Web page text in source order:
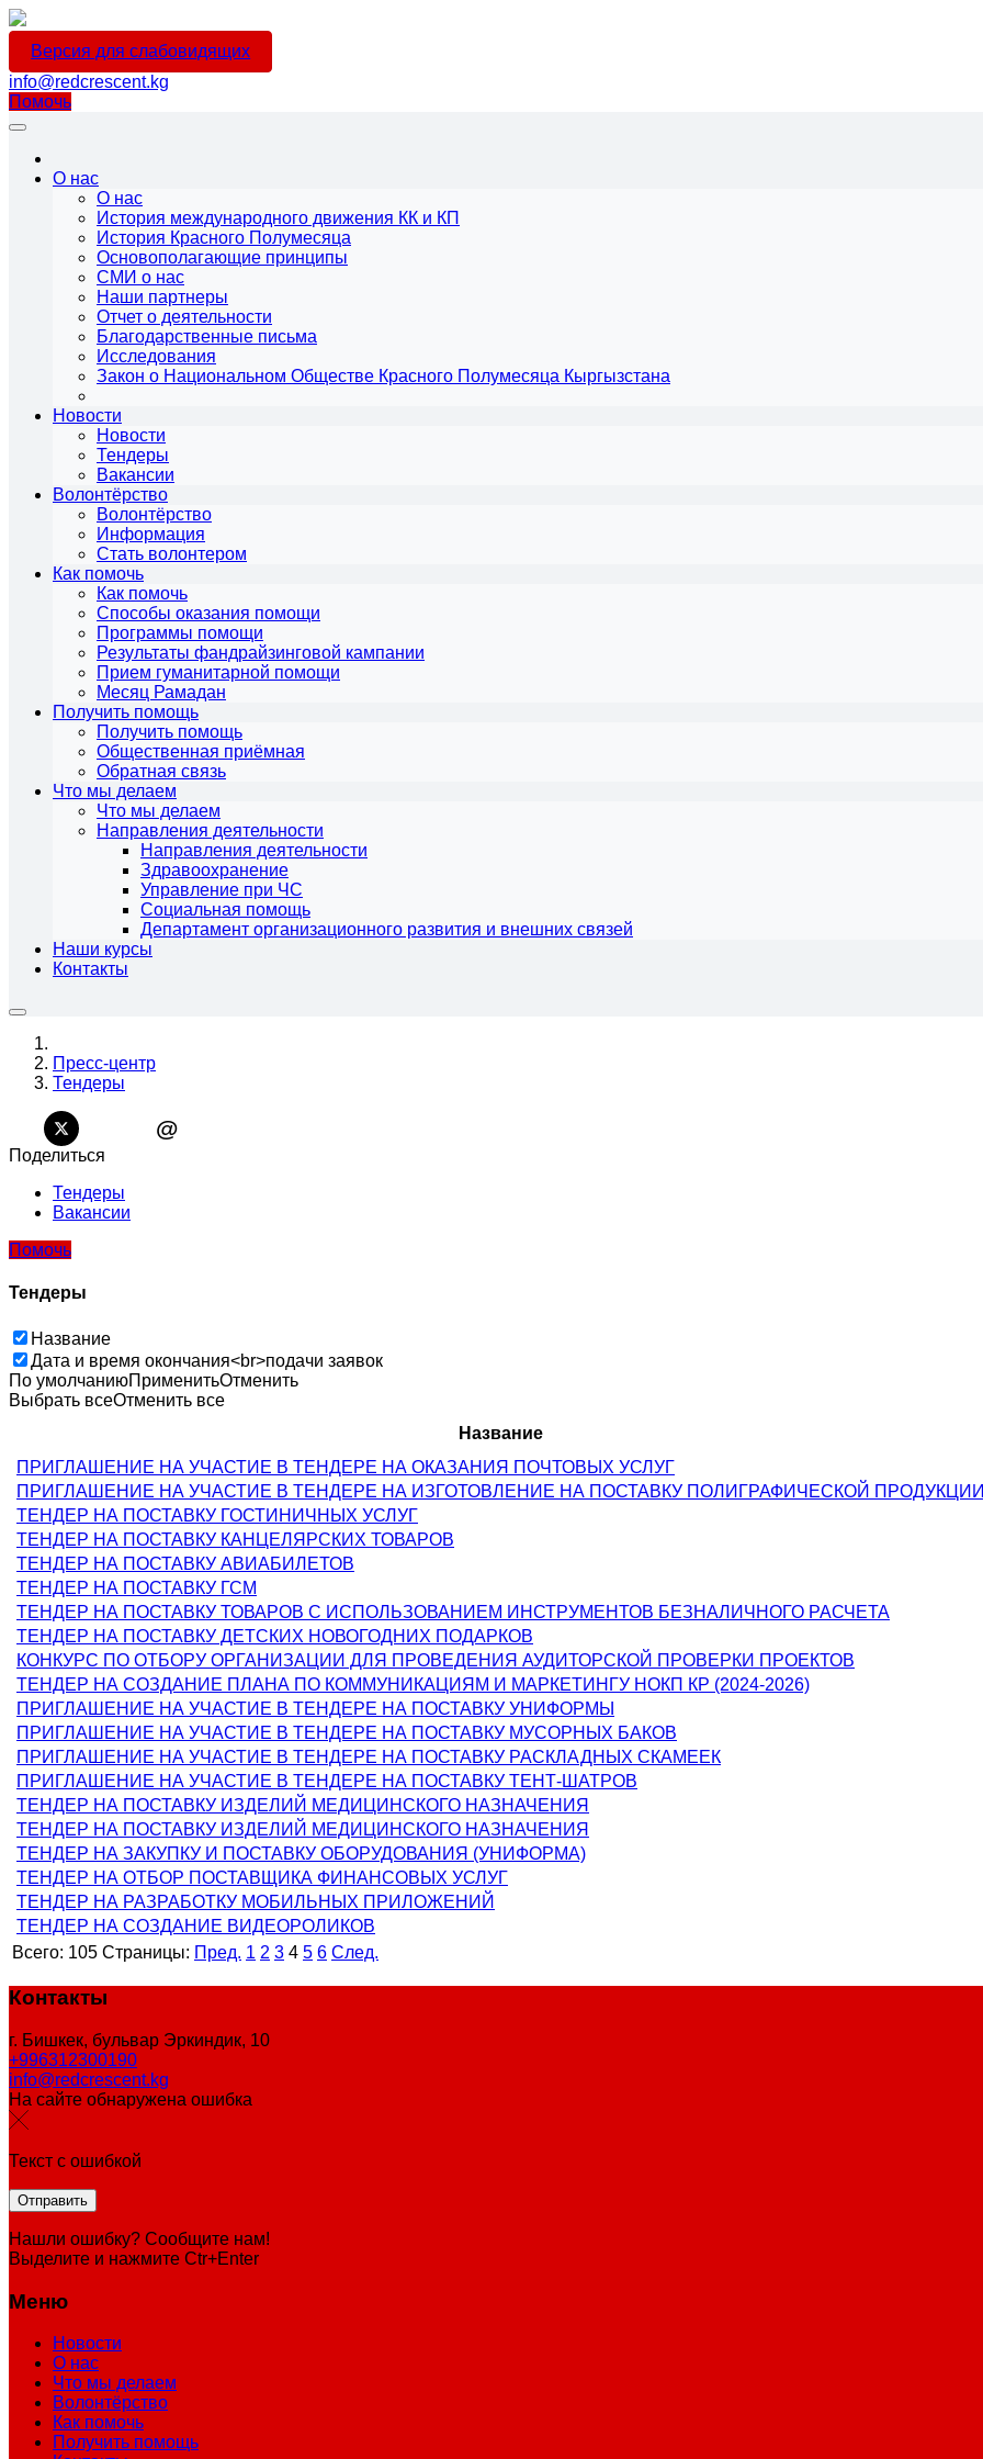
Версия для слабовидящих
info@redcrescent.kg
Помочь
О нас
О нас
История международного движения КК и КП
История Красного Полумесяца
Основополагающие принципы
СМИ о нас
Наши партнеры
Отчет о деятельности
Благодарственные письма
Исследования
Закон о Национальном Обществе Красного Полумесяца Кыргызстана
Новости
Новости
Тендеры
Вакансии
Волонтёрство
Волонтёрство
Информация
Стать волонтером
Как помочь
Как помочь
Способы оказания помощи
Программы помощи
Результаты фандрайзинговой кампании
Прием гуманитарной помощи
Месяц Рамадан
Получить помощь
Получить помощь
Общественная приёмная
Обратная связь
Что мы делаем
Что мы делаем
Направления деятельности
Направления деятельности
Здравоохранение
Управление при ЧС
Социальная помощь
Департамент организационного развития и внешних связей
Наши курсы
Контакты
Пресс-центр
Тендеры
@
Поделиться
Тендеры
Вакансии
Помочь
Тендеры
Название
Дата и время окончания<br>подачи заявок
По умолчаниюПрименитьОтменить
Выбрать всеОтменить все
Название
ПРИГЛАШЕНИЕ НА УЧАСТИЕ В ТЕНДЕРЕ НА ОКАЗАНИЯ ПОЧТОВЫХ УСЛУГ
ПРИГЛАШЕНИЕ НА УЧАСТИЕ В ТЕНДЕРЕ НА ИЗГОТОВЛЕНИЕ НА ПОСТАВКУ ПОЛИГРАФИЧЕСКОЙ ПРОДУКЦИИ
ТЕНДЕР НА ПОСТАВКУ ГОСТИНИЧНЫХ УСЛУГ
ТЕНДЕР НА ПОСТАВКУ КАНЦЕЛЯРСКИХ ТОВАРОВ
ТЕНДЕР НА ПОСТАВКУ АВИАБИЛЕТОВ
ТЕНДЕР НА ПОСТАВКУ ГСМ
ТЕНДЕР НА ПОСТАВКУ ТОВАРОВ С ИСПОЛЬЗОВАНИЕМ ИНСТРУМЕНТОВ БЕЗНАЛИЧНОГО РАСЧЕТА
ТЕНДЕР НА ПОСТАВКУ ДЕТСКИХ НОВОГОДНИХ ПОДАРКОВ
КОНКУРС ПО ОТБОРУ ОРГАНИЗАЦИИ ДЛЯ ПРОВЕДЕНИЯ АУДИТОРСКОЙ ПРОВЕРКИ ПРОЕКТОВ
ТЕНДЕР НА СОЗДАНИЕ ПЛАНА ПО КОММУНИКАЦИЯМ И МАРКЕТИНГУ НОКП КР (2024-2026)
ПРИГЛАШЕНИЕ НА УЧАСТИЕ В ТЕНДЕРЕ НА ПОСТАВКУ УНИФОРМЫ
ПРИГЛАШЕНИЕ НА УЧАСТИЕ В ТЕНДЕРЕ НА ПОСТАВКУ МУСОРНЫХ БАКОВ
ПРИГЛАШЕНИЕ НА УЧАСТИЕ В ТЕНДЕРЕ НА ПОСТАВКУ РАСКЛАДНЫХ СКАМЕЕК
ПРИГЛАШЕНИЕ НА УЧАСТИЕ В ТЕНДЕРЕ НА ПОСТАВКУ ТЕНТ-ШАТРОВ
ТЕНДЕР НА ПОСТАВКУ ИЗДЕЛИЙ МЕДИЦИНСКОГО НАЗНАЧЕНИЯ
ТЕНДЕР НА ПОСТАВКУ ИЗДЕЛИЙ МЕДИЦИНСКОГО НАЗНАЧЕНИЯ
ТЕНДЕР НА ЗАКУПКУ И ПОСТАВКУ ОБОРУДОВАНИЯ (УНИФОРМА)
ТЕНДЕР НА ОТБОР ПОСТАВЩИКА ФИНАНСОВЫХ УСЛУГ
ТЕНДЕР НА РАЗРАБОТКУ МОБИЛЬНЫХ ПРИЛОЖЕНИЙ
ТЕНДЕР НА СОЗДАНИЕ ВИДЕОРОЛИКОВ
Всего: 105 Страницы: Пред. 1 2 3 4 5 6 След.
Контакты
г. Бишкек, бульвар Эркиндик, 10
+996312300190
info@redcrescent.kg
На сайте обнаружена ошибка
Текст с ошибкой
Нашли ошибку? Сообщите нам!
Выделите и нажмите Ctr+Enter
Меню
Новости
О нас
Что мы делаем
Волонтёрство
Как помочь
Получить помощь